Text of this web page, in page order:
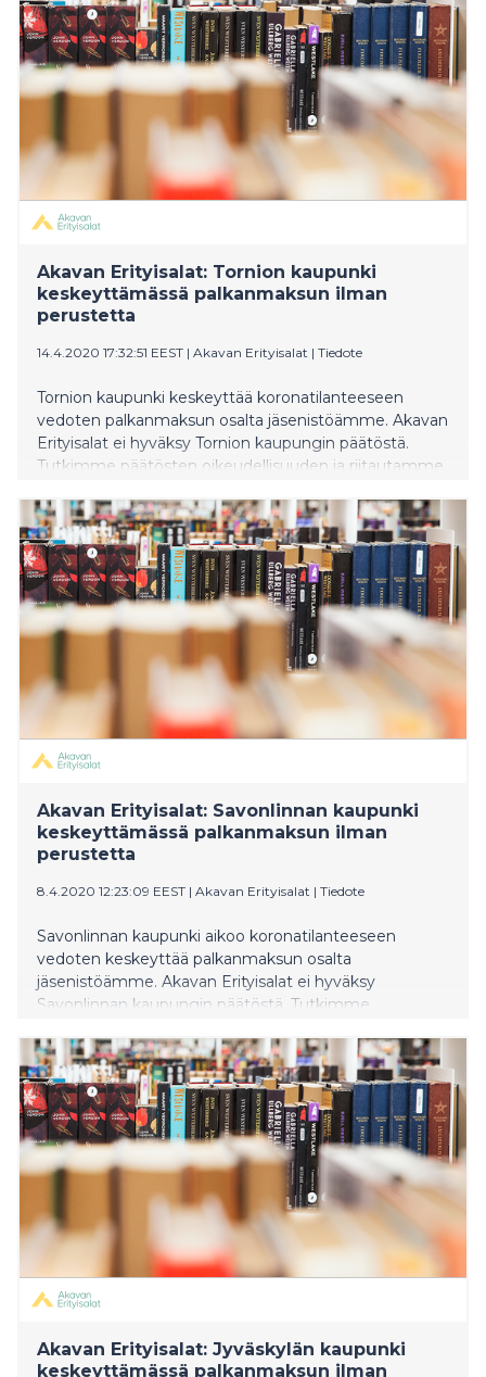
Akavan Erityisalat: Tornion kaupunki
keskeyttämässä palkanmaksun ilman
perustetta
14.4.2020 17:32:51 EEST | Akavan Erityisalat | Tiedote
Tornion kaupunki keskeyttää koronatilanteeseen
vedoten palkanmaksun osalta jäsenistöämme. Akavan
Erityisalat ei hyväksy Tornion kaupungin päätöstä.
Tutkimme päätösten oikeudellisuuden ja riitautamme
Akavan Erityisalat: Savonlinnan kaupunki
keskeyttämässä palkanmaksun ilman
perustetta
8.4.2020 12:23:09 EEST | Akavan Erityisalat | Tiedote
Savonlinnan kaupunki aikoo koronatilanteeseen
vedoten keskeyttää palkanmaksun osalta
jäsenistöämme. Akavan Erityisalat ei hyväksy
Savonlinnan kaupungin päätöstä. Tutkimme
epäselvät tapaukset.
Akavan Erityisalat: Jyväskylän kaupunki
keskeyttämässä palkanmaksun ilman